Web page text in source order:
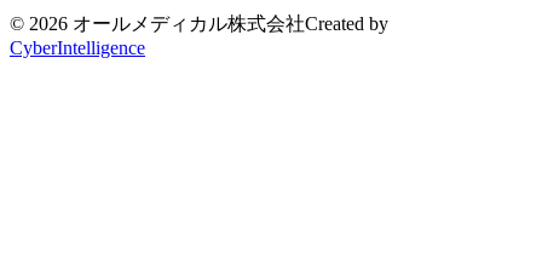
© 2026 オールメディカル株式会社Created by
CyberIntelligence